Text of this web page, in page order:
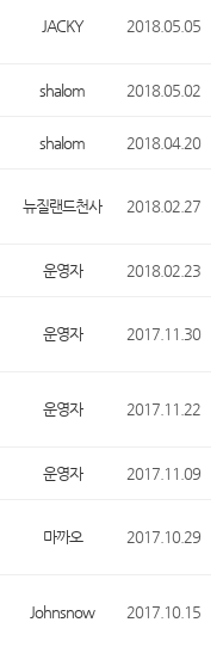
JACKY 2018.05.05
shalom 2018.05.02
shalom 2018.04.20
뉴질랜드천사 2018.02.27
운영자 2018.02.23
운영자 2017.11.30
운영자 2017.11.22
운영자 2017.11.09
마까오 2017.10.29
Johnsnow 2017.10.15